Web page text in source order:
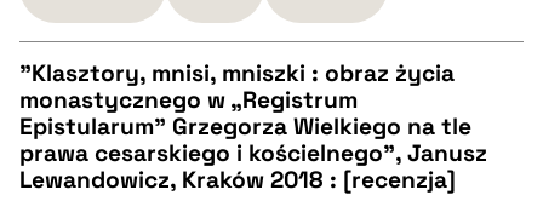
pobierz cytat
CZYSTY TEKST
pobierz cytat
"Klasztory, mnisi, mniszki : obraz życia
monastycznego w „Registrum
Epistularum” Grzegorza Wielkiego na tle
prawa cesarskiego i kościelnego", Janusz
Lewandowicz, Kraków 2018 : [recenzja]